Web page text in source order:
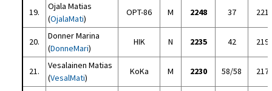
19.
Ojala Matias
(OjalaMati)
OPT-86 M 2248 37
20.
Donner Marina
(DonneMari)
HIK N 2235 42
21.
Vesalainen Matias
(VesalMati)
KoKa M 2230 58/58